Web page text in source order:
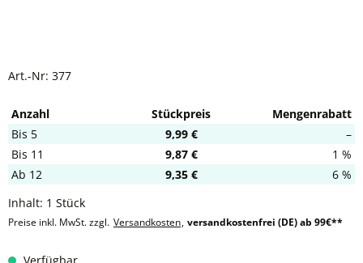
Art.-Nr: 377
Anzahl Stückpreis
Mengenrabatt
Bis 5 9,99 €
–
Bis 11 9,87 €
1 %
Ab 12 9,35 €
6 %
Inhalt: 1 Stück
Preise inkl. MwSt. zzgl. Versandkosten, versandkostenfrei (DE) ab 99€**